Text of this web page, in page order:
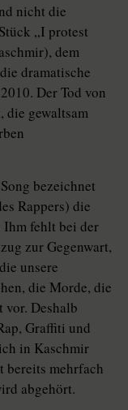
nicht die
„I protest
dem
dramatische
Der Tod von
die gewaltsam
bezeichnet
Rappers) die
Ihm fehlt bei der
zur Gegenwart,
unsere
die Morde, die
Deshalb
Graffiti und
in Kaschmir
bereits mehrfach
abgehört.